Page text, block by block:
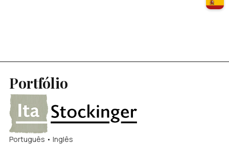
Portfólio
Português • Inglês